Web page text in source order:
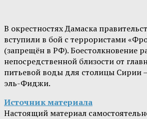
В окрестностях Дамаска
вступили в бой с террористами
(запрещён в РФ). Боестолкновение
непосредственной близости от
питьевой воды для столицы Сирии
эль-Фиджи.
Источник материала
Настоящий материал